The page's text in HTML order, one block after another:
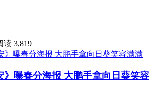
读 3,819
》曝春分海报 大鹏手拿向日葵笑容